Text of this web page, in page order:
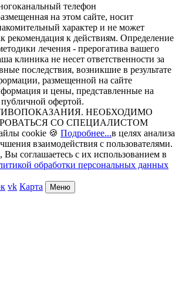
телефон
на этом сайте, носит
характер и не может
рекомендация к действиям. Определение
лечения - прерогатива вашего
клиника не несет ответственности за
последствия, возникшие в результате
размещенной на сайте
и цены, представленные на
публичной офертой.
НЕОБХОДИМО
СО СПЕЦИАЛИСТОМ
cookie 🍪 Подробнее...в целях анализа
взаимодействия с пользователями.
Вы соглашаетесь с их использованием в
обработки персональных данных
vk Карта Меню